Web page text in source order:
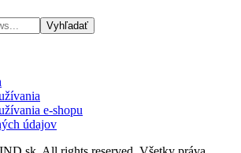
e-shopu
údajov